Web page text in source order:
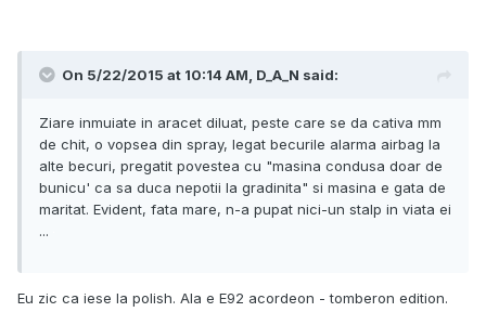
On 5/22/2015 at 10:14 AM, D_A_N said:
Ziare inmuiate in aracet diluat, peste care se da cativa mm
de chit, o vopsea din spray, legat becurile alarma airbag la
alte becuri, pregatit povestea cu "masina condusa doar de
bunicu' ca sa duca nepotii la gradinita" si masina e gata de
maritat. Evident, fata mare, n-a pupat nici-un stalp in viata ei
...
Eu zic ca iese la polish. Ala e E92 acordeon - tomberon edition.